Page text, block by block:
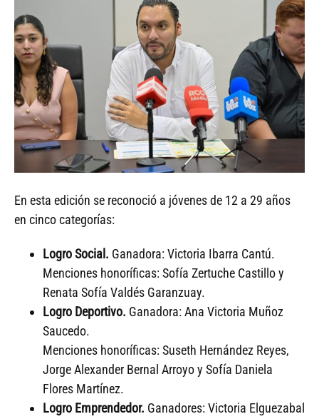
En esta edición se reconoció a jóvenes de 12 a 29 años
en cinco categorías:
Logro Social. Ganadora: Victoria Ibarra Cantú.
Menciones honoríficas: Sofía Zertuche Castillo y
Renata Sofía Valdés Garanzuay.
Logro Deportivo. Ganadora: Ana Victoria Muñoz
Saucedo.
Menciones honoríficas: Suseth Hernández Reyes,
Jorge Alexander Bernal Arroyo y Sofía Daniela
Flores Martínez.
Logro Emprendedor. Ganadores: Victoria Elguezabal